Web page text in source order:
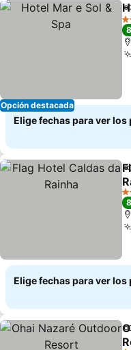
Opción destacada
4
Elige fechas para ver
3
Elige fechas para ver